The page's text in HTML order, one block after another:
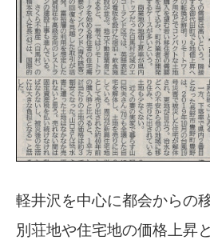
軽井沢を中心に都会からの
別荘地や住宅地の価格上昇